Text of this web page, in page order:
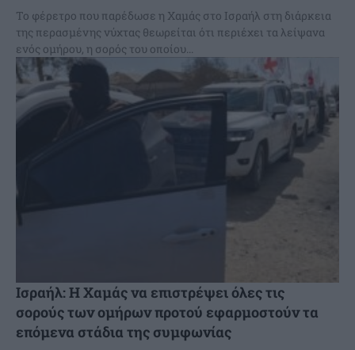
Το φέρετρο που παρέδωσε η Χαμάς στο Ισραήλ στη διάρκεια
της περασμένης νύχτας θεωρείται ότι περιέχει τα λείψανα
ενός ομήρου, η σορός του οποίου...
Ισραήλ: Η Χαμάς να επιστρέψει όλες τις
σορούς των ομήρων προτού εφαρμοστούν τα
επόμενα στάδια της συμφωνίας